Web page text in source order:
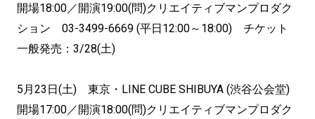
開場18:00／開演19:00(問)クリエイティブマンプロダク
ション 03-3499-6669 (平日12:00～18:00) チケット
一般発売：3/28(土)
5月23日(土) 東京・LINE CUBE SHIBUYA (渋谷公会堂)
開場17:00／開演18:00(問)クリエイティブマンプロダク